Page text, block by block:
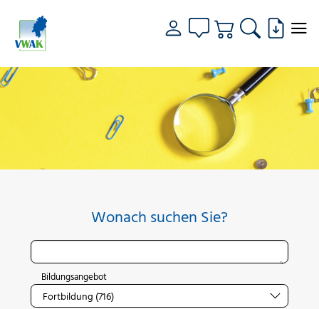
Wonach suchen Sie?
Bildungsangebot